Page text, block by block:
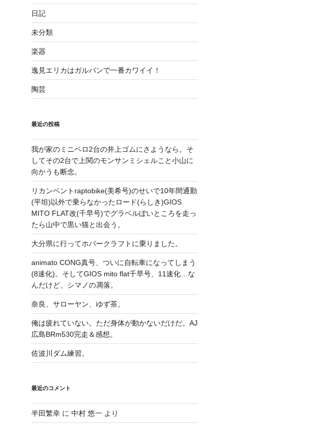
日記
未分類
楽器
逸見エリカはガルパンで一番カワイイ！
陶芸
最近の投稿
我が家のミニベロ2台の井上ゴムにさようなら。そ
してその2台で上関のモンサンミシェルこと小山に
向かうも断念。
リカンベントraptobike(美希号)のせいで10年間通勤
(平坦)以外で乗らなかったロード(らしき)GIOS
MITO FLAT改(千早号)でグラベルぽいところを走っ
たら山中で黒い猫と出会う。
大分県に行ってホバークラフトに乗りました。
animato CONG真号、ついに自転車になってしまう
(8速化)。そしてGIOS mito flat千早号、11速化…な
んだけど、シマノの凋落。
奈良、サローヤン、ゆず茶。
俺は疲れていない。ただ身体が動かないだけだ。AJ
広島BRm530完走＆感想。
佐波川ダム練習。
最近のコメント
半田繁幸に 中村 悠一より